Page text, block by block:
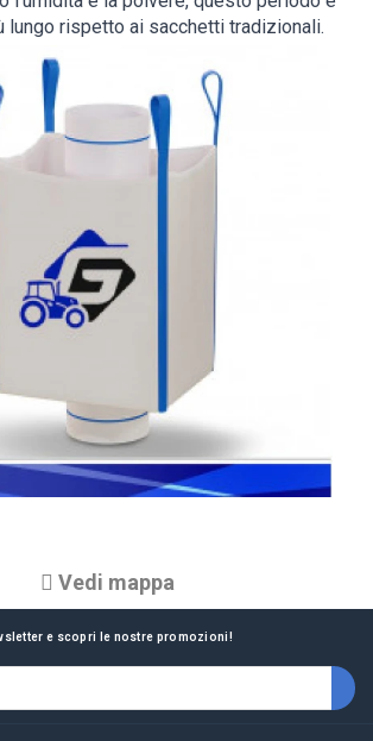
lungo rispetto ai sacchetti tradizionali.
Vedi mappa
e scopri le nostre promozioni!